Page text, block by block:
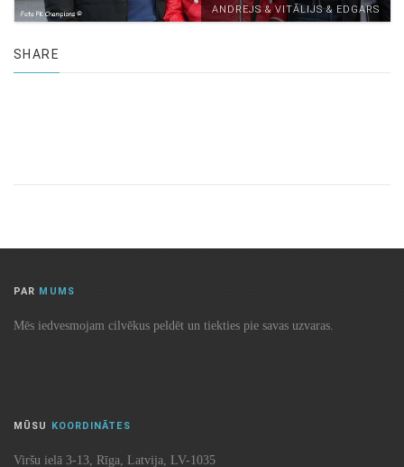
ANDREJS & VITĀLIJS & EDGARS
SHARE
PAR MUMS
Mēs iedvesmojam cilvēkus peldēt un tiekties pie savas uzvaras.
MŪSU KOORDINĀTES
Viršu ielā 3-13, Rīga, Latvija, LV-1035